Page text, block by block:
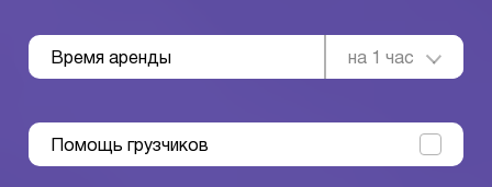
Время аренды на 1 час
Помощь грузчиков